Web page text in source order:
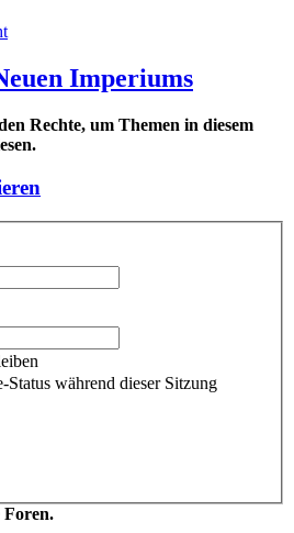
Imperiums
Rechte, um Themen in diesem
während dieser Sitzung
Foren.